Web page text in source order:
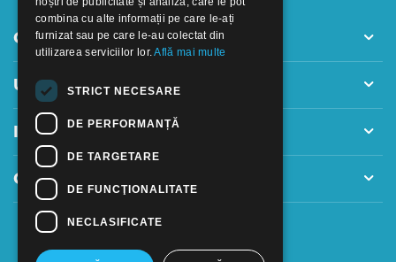
Contul meu
Utile
Informatii
Contact
combina cu alte informații pe care le-ați
furnizat sau pe care le-au colectat din
utilizarea serviciilor lor.Află mai multe
STRICT NECESARE
DE PERFORMANȚĂ
DE TARGETARE
DE FUNCŢIONALITATE
NECLASIFICATE